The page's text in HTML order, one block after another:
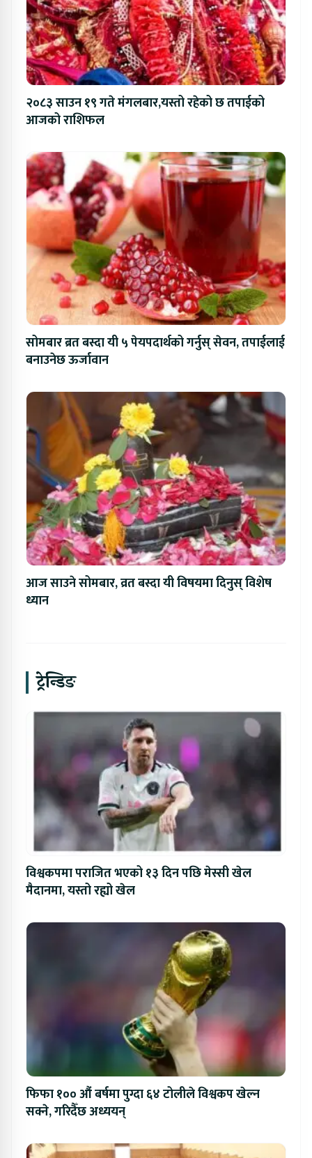
२०८३ साउन १९ गते मंगलबार,यस्तो रहेको छ तपाईको
आजको राशिफल
सोमबार ब्रत बस्दा यी ५ पेयपदार्थको गर्नुस् सेवन, तपाईलाई
बनाउनेछ ऊर्जावान
आज साउने सोमबार, व्रत बस्दा यी विषयमा दिनुस् विशेष
ध्यान
ट्रेन्डिङ
विश्वकपमा पराजित भएको १३ दिन पछि मेस्सी खेल
मैदानमा, यस्तो रह्यो खेल
फिफा १०० औं बर्षमा पुग्दा ६४ टोलीले विश्वकप खेल्न
सक्ने, गरिदैँछ अध्ययन्